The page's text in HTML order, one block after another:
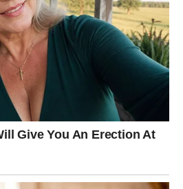
bilo neizrečeno sada dolazi na
do boljeg razumijevanja.
ne potiskujete emocije, već da
RAZVOJ:
MENTALNIH